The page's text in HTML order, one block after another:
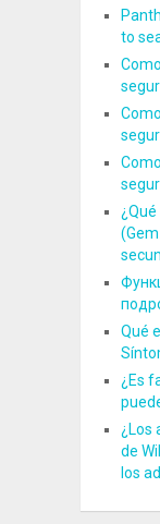
to
Qué
¿Es
¿Los
de
los